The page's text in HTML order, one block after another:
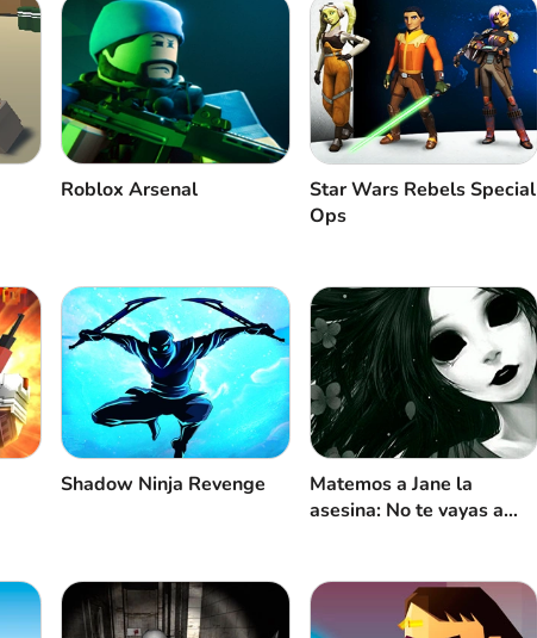
Roblox Arsenal
Star Wars Rebels Special
Ops
Shadow Ninja Revenge
Matemos a Jane la
asesina: No te vayas a